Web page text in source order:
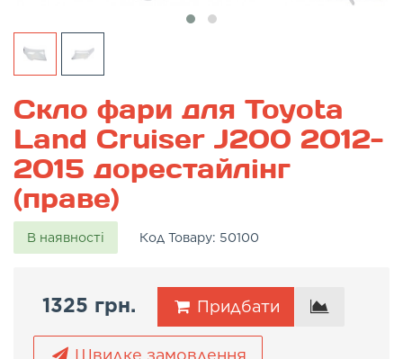
Скло фари для Toyota
Land Cruiser J200 2012-
2015 дорестайлінг
(праве)
В наявності Код Товару: 50100
1325 грн. Придбати
Швидке замовлення